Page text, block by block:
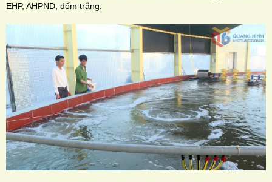
EHP, AHPND, đốm trắng.